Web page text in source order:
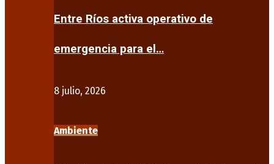
Entre Ríos activa operativo de
emergencia para el…
8 julio, 2026
Ambiente